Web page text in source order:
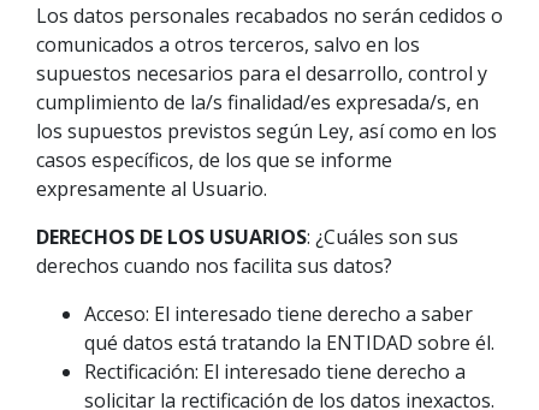
Los datos personales recabados no serán cedidos o
comunicados a otros terceros, salvo en los
supuestos necesarios para el desarrollo, control y
cumplimiento de la/s finalidad/es expresada/s, en
los supuestos previstos según Ley, así como en los
casos específicos, de los que se informe
expresamente al Usuario.
DERECHOS DE LOS USUARIOS: ¿Cuáles son sus
derechos cuando nos facilita sus datos?
Acceso: El interesado tiene derecho a saber
qué datos está tratando la ENTIDAD sobre él.
Rectificación: El interesado tiene derecho a
solicitar la rectificación de los datos inexactos.